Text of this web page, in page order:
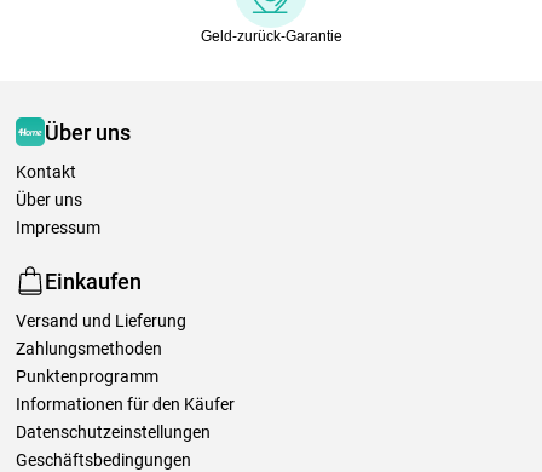
Geld-zurück-Garantie
Über uns
Kontakt
Über uns
Impressum
Einkaufen
Versand und Lieferung
Zahlungsmethoden
Punktenprogramm
Informationen für den Käufer
Datenschutzeinstellungen
Geschäftsbedingungen